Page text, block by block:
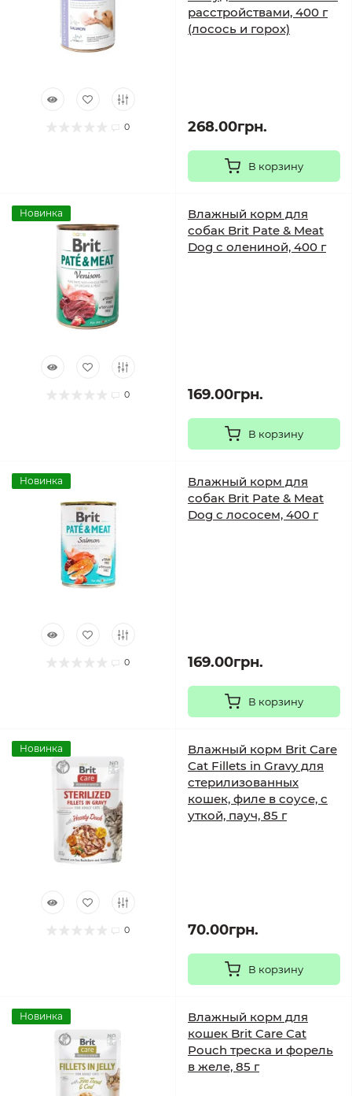
0
расстройствами, 400 г
(лосось и горох)
268.00грн.
В корзину
Новинка
0
Влажный корм для
собак Brit Pate & Meat
Dog с олениной, 400 г
169.00грн.
В корзину
Новинка
0
Влажный корм для
собак Brit Pate & Meat
Dog с лососем, 400 г
169.00грн.
В корзину
Новинка
0
Влажный корм Brit Care
Cat Fillets in Gravy для
стерилизованных
кошек, филе в соусе, с
уткой, пауч, 85 г
70.00грн.
В корзину
Новинка
Влажный корм для
кошек Brit Care Cat
Pouch треска и форель
в желе, 85 г